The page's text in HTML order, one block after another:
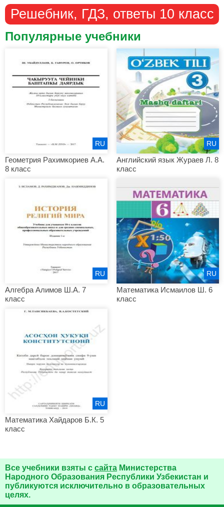
Решебник, ГДЗ, ответы 10 класс
Популярные учебники
Геометрия Рахимкориев А.А.
8 класс
RU
Английский язык Жураев Л. 8
класс
RU
Алгебра Алимов Ш.А. 7
класс
RU
Математика Исмаилов Ш. 6
класс
RU
Математика Хайдаров Б.К. 5
класс
RU
Все учебники взяты с сайта Министерства
Народного Образования Республики Узбекистан и
публикуются исключительно в образовательных
целях.